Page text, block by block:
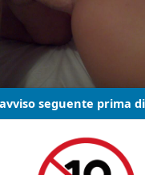
seguente prima